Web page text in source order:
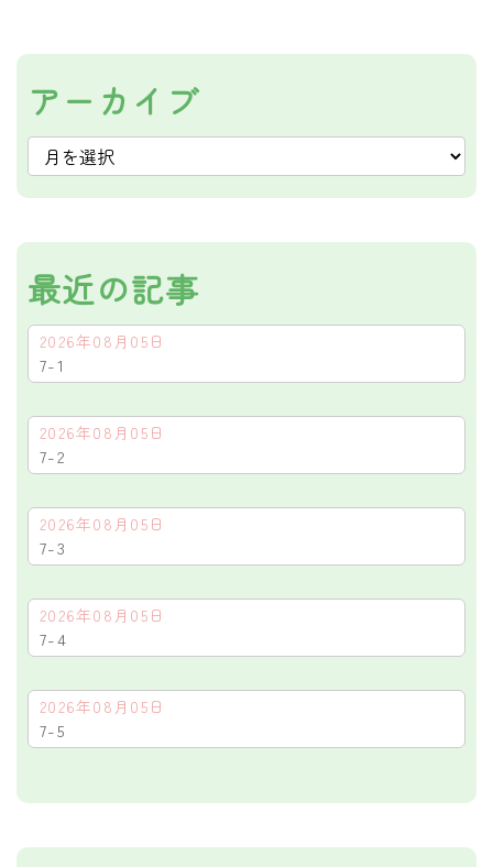
アーカイブ
最近の記事
2026年08月05日
7-1
2026年08月05日
7-2
2026年08月05日
7-3
2026年08月05日
7-4
2026年08月05日
7-5